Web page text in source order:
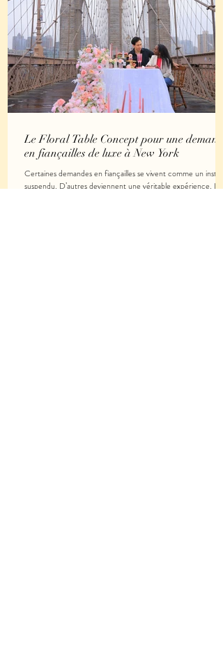
Le Floral Table Concept pour une demande
en fiançailles de luxe à New York
Certaines demandes en fiançailles se vivent comme un instant
suspendu. D’autres deviennent une véritable expérience. Le